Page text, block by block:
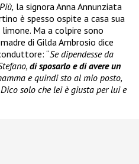
la signora Anna Annunziata
è spesso ospite a casa sua
Ma a colpire sono
di Gilda Ambrosio dice
“Se dipendesse da
di sposarlo e di avere un
e quindi sto al mio posto,
solo che lei è giusta per lui e